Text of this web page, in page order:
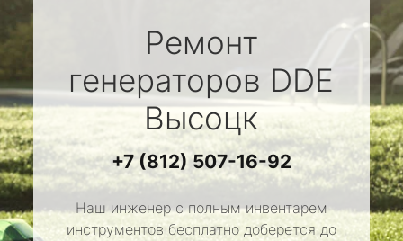
Ремонт
генераторов DDE
Высоцк
+7 (812) 507-16-92
Наш инженер с полным инвентарем
инструментов бесплатно доберется до